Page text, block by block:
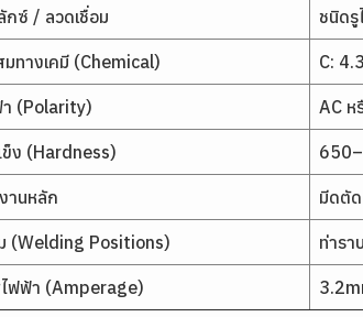
ซ์ / ลวดเชื่อม ชนิด
ทางเคมี (Chemical) C:
า (Polarity) AC ห
ง (Hardness)
านหลัก มีดตั
(Welding Positions) ท่ารา
ฟฟ้า (Amperage)